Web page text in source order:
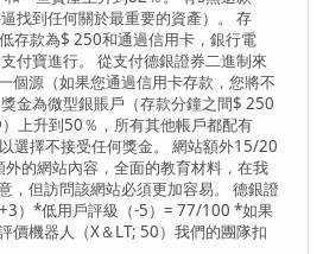
找到任何關於最重要的資產）。 存
存款為$ 250和通過信用卡，銀行電
付寶進行。 從支付德銀證券二進制來
個源（如果您通過信用卡存款，您將​​不
金為微型銀賬戶（存款分鐘之間$ 250
上升到50％，所有其他帳戶都配有
選擇不接受任何獎金。 網站額外15/20
的網站內容，全面的教育材料，在我
，但訪問該網站必須更加容易。 德銀證
）*低用戶評級（-5）= 77/100 *如果
價機器人（X＆LT; 50）我們的團隊扣